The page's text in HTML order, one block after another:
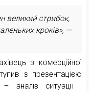
великий стрибок,
кроків», —
з комерційної
з презентацією
аналіз ситуації і